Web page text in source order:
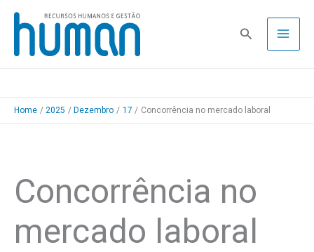
Skip
content
Pesquisa
Home 2025 Dezembro 17 Concorrência no mercado laboral
Concorrência no
mercado laboral